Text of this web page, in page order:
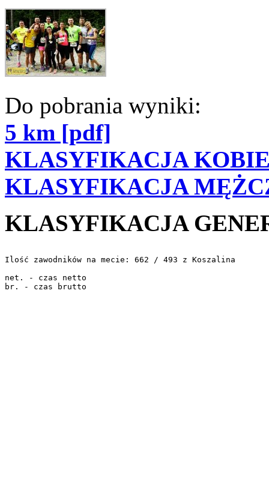
Do pobrania wyniki:
5 km [pdf]
KLASYFIKACJA
KLASYFIKACJA
KLASYFIKACJA
Ilość zawodników na mecie: 662 / 493 z Koszalina
net. - czas netto